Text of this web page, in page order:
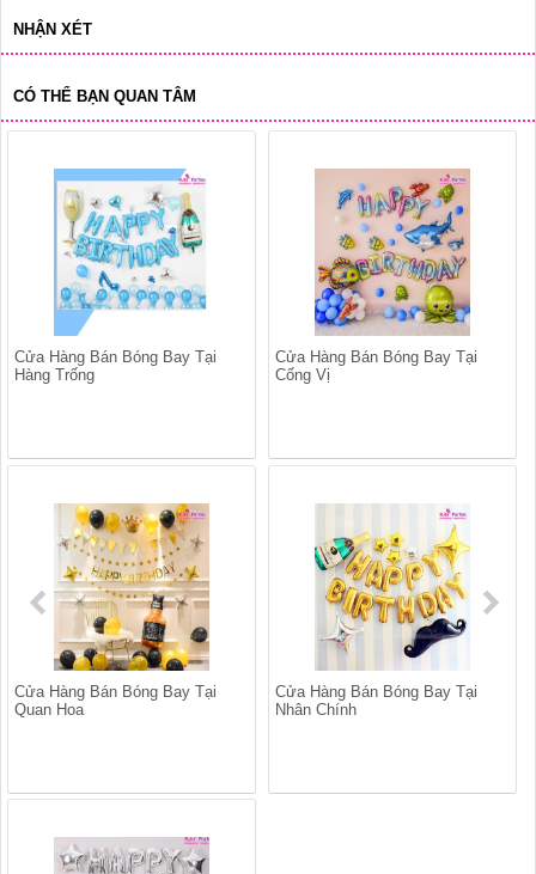
NHẬN XÉT
CÓ THỂ BẠN QUAN TÂM
Cửa Hàng Bán Bóng Bay Tại
Hàng Trống
Cửa Hàng Bán Bóng Bay Tại
Cống Vị
Cửa Hàng Bán Bóng Bay Tại
Quan Hoa
Cửa Hàng Bán Bóng Bay Tại
Nhân Chính